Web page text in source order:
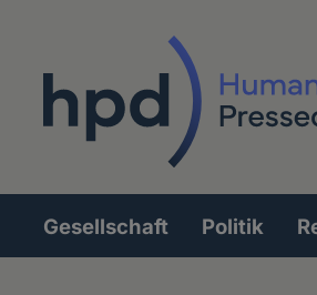
Hauptnavigation
Gesellschaft Politik